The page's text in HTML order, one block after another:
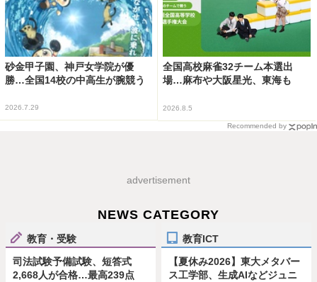
砂金甲子園、神戸女学院が優
勝…全国14校の中高生が腕競う
2026.7.29
全国高校麻雀32チーム本選出
場…麻布や大阪星光、東海も
2026.8.5
Recommended by
advertisement
NEWS CATEGORY
教育・受験
司法試験予備試験、短答式
2,668人が合格…最高239点
教育ICT
【夏休み2026】東大メタバー
ス工学部、生成AIなどジュニ